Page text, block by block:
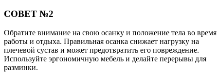
СОВЕТ №2
Обратите внимание на свою осанку и положение тела во время
работы и отдыха. Правильная осанка снижает нагрузку на
плечевой сустав и может предотвратить его повреждение.
Используйте эргономичную мебель и делайте перерывы для
разминки.